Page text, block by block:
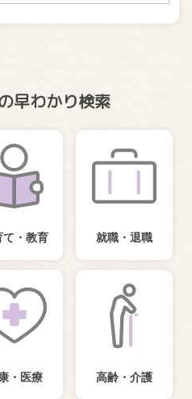
早わかり検索
て・教育 就職・退職
・医療 高齢・介護